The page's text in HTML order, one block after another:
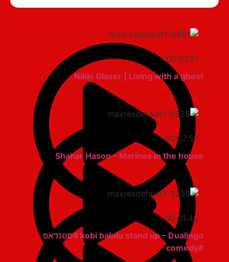
00:07:21
Nikki Glaser | Living with a ghost
00:07:57
Shahar Hason – Marines in the house
00:01:45
kobi balulu stand up – Dualingo #סטנדאפ